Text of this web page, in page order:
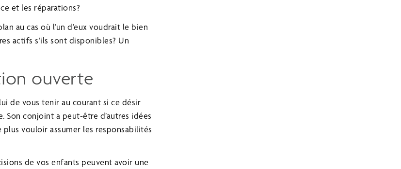
et les réparations?
au cas où l’un d’eux voudrait le bien
actifs s’ils sont disponibles? Un
ouverte
de vous tenir au courant si ce désir
Son conjoint a peut-être d’autres idées
plus vouloir assumer les responsabilités
de vos enfants peuvent avoir une